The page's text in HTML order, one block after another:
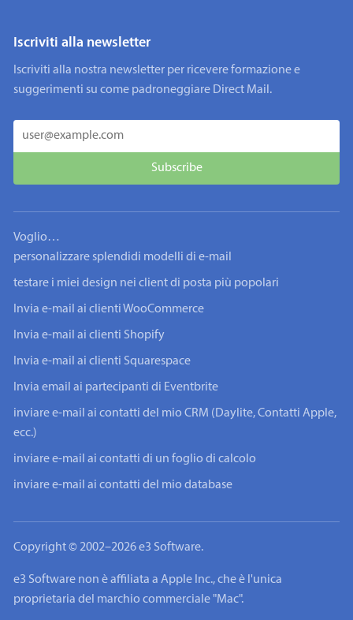
Iscriviti alla newsletter
Iscriviti alla nostra newsletter per ricevere formazione e
suggerimenti su come padroneggiare Direct Mail.
Voglio…
personalizzare splendidi modelli di e-mail
testare i miei design nei client di posta più popolari
Invia e-mail ai clienti WooCommerce
Invia e-mail ai clienti Shopify
Invia e-mail ai clienti Squarespace
Invia email ai partecipanti di Eventbrite
inviare e-mail ai contatti del mio CRM (Daylite, Contatti Apple,
ecc.)
inviare e-mail ai contatti di un foglio di calcolo
inviare e-mail ai contatti del mio database
Copyright © 2002–2026 e3 Software.
e3 Software non è affiliata a Apple Inc., che è l'unica
proprietaria del marchio commerciale "Mac".